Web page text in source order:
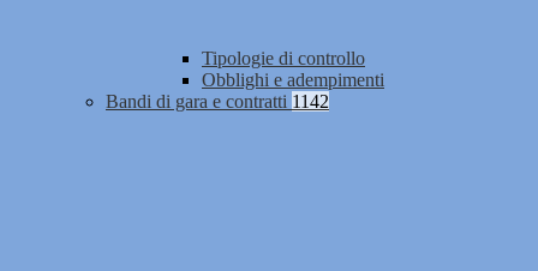
Tipologie di controllo
Obblighi e adempimenti
Bandi di gara e contratti 1142